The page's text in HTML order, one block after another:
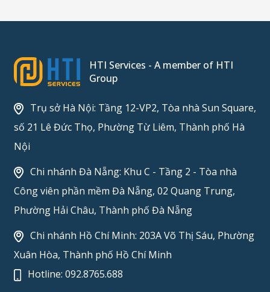
HTI Services - A member of HTI
Group
Trụ sở Hà Nội: Tầng 12-VP2, Tòa nhà Sun Square,
số 21 Lê Đức Thọ, Phường Từ Liêm, Thành phố Hà
Nội
Chi nhánh Đà Nẵng: Khu C - Tầng 2 - Tòa nhà
Công viên phần mềm Đà Nẵng, 02 Quang Trung,
Phường Hải Châu, Thành phố Đà Nẵng
Chi nhánh Hồ Chí Minh: 203A Võ Thị Sáu, Phường
Xuân Hòa, Thành phố Hồ Chí Minh
Hotline:092.8765.688